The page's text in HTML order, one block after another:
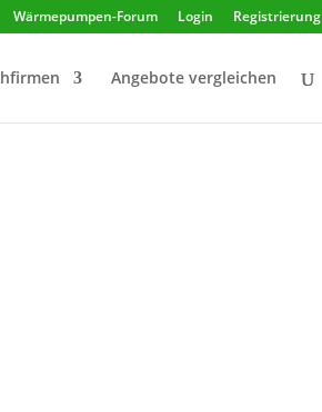
Wärmepumpen-Forum Login Registrierung
Angebote vergleichen